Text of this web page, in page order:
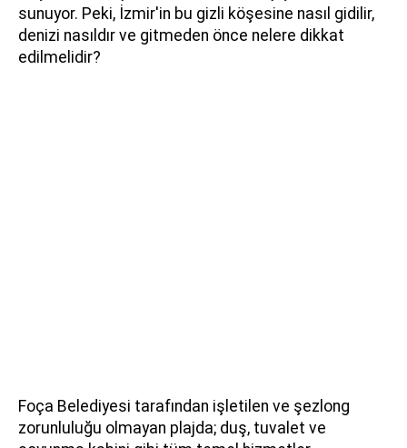
sunuyor. Peki, İzmir'in bu gizli köşesine nasıl gidilir,
denizi nasıldır ve gitmeden önce nelere dikkat
edilmelidir?
Foça Belediyesi tarafından işletilen ve şezlong
zorunluluğu olmayan plajda; duş, tuvalet ve